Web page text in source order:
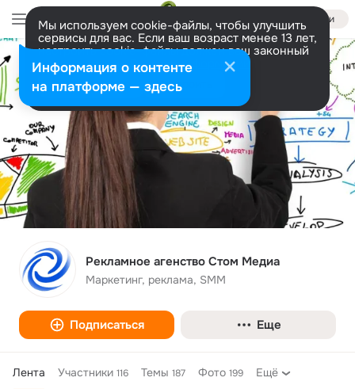
Войти
Мы используем cookie-файлы, чтобы улучшить
сервисы для вас. Если ваш возраст менее 13 лет,
настроить cookie-файлы должен ваш законный
представитель. Больше информации
Разрешить все Настроить
Рекламное агенство Стом Медиа
Маркетинг, реклама, SMM
Подписаться Еще
Лента Участники 116 Темы 187 Фото 199 Ещё
Информация о контенте
на платформе — здесь